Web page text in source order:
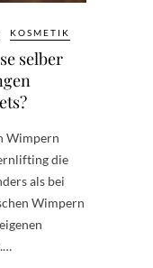
KOSMETIK
selber
Wimpern
die
als bei
Wimpern